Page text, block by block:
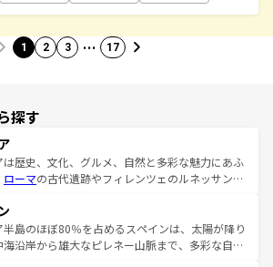
1 2 3 … 17
探す
は歴史、文化、グルメ、自然と多彩な魅力にあふ
ローマの古代遺跡やフィレンツェのルネッサンス
スカーナの美しい田園風景やアマルフィ海岸の絶
自然景観も見逃せない。観光の合間には、本場の
スタなど、絶品のイタリア料理を堪能することも
半島のほぼ80％を占めるスペインは、太陽が降り
海沿岸から雄大なピレネー山脈まで、多彩な自然